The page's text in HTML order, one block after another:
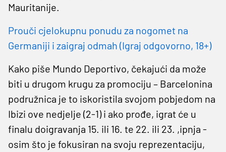
Mauritanije.
Prouči cjelokupnu ponudu za nogomet na
Germaniji i zaigraj odmah (Igraj odgovorno, 18+)
Kako piše Mundo Deportivo, čekajući da može
biti u drugom krugu za promociju – Barcelonina
podružnica je to iskoristila svojom pobjedom na
Ibizi ove nedjelje (2-1) i ako prođe, igrat će u
finalu doigravanja 15. ili 16. te 22. ili 23. ,ipnja -
osim što je fokusiran na svoju reprezentaciju,